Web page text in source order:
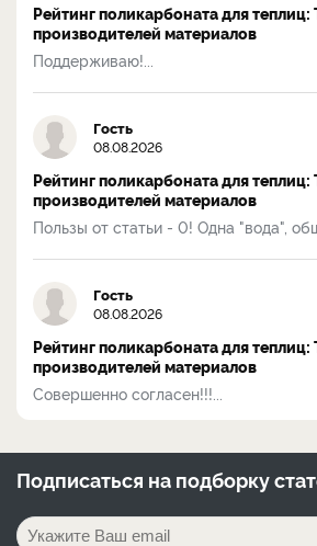
Рейтинг поликарбоната для
производителей материалов
Поддерживаю!...
Гость
08.08.2026
Рейтинг поликарбоната для
производителей материалов
Пользы от статьи - 0! Одна "вода",
Гость
08.08.2026
Рейтинг поликарбоната для
производителей материалов
Совершенно согласен!!!...
Подписаться на подборку